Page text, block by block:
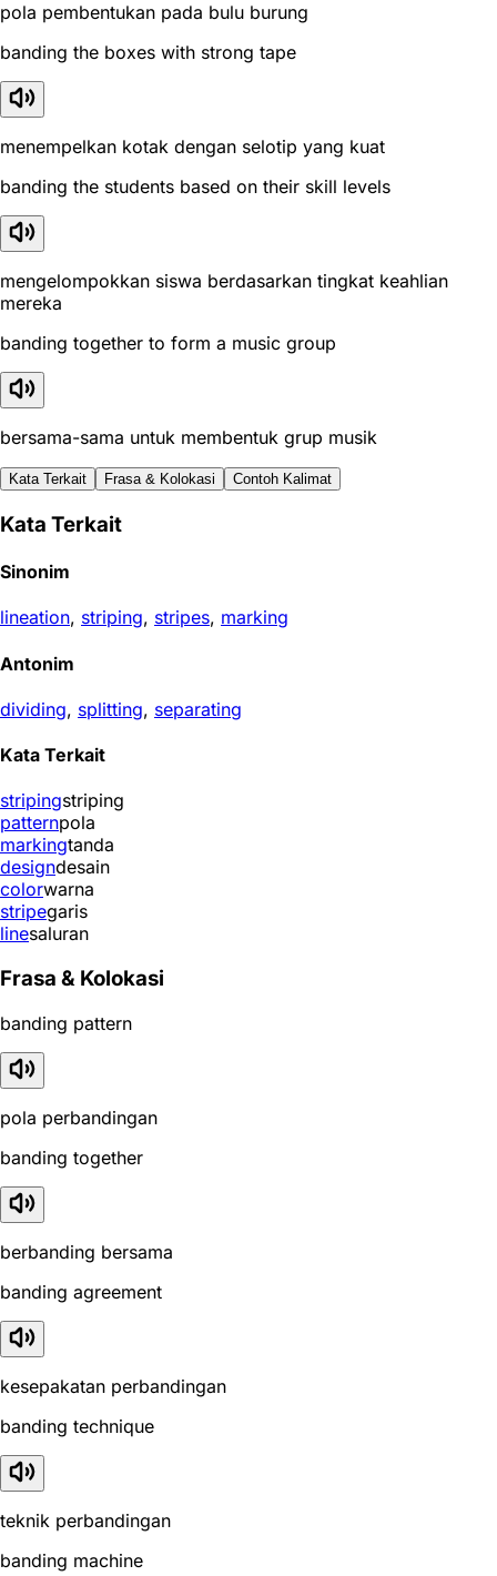
pola pembentukan pada bulu burung
banding the boxes with strong tape
menempelkan kotak dengan selotip yang kuat
banding the students based on their skill levels
mengelompokkan siswa berdasarkan tingkat keahlian
mereka
banding together to form a music group
bersama-sama untuk membentuk grup musik
Kata Terkait Frasa & Kolokasi Contoh Kalimat
Kata Terkait
Sinonim
lineation, striping, stripes, marking
Antonim
dividing, splitting, separating
Kata Terkait
stripingstriping
patternpola
markingtanda
designdesain
colorwarna
stripegaris
linesaluran
Frasa & Kolokasi
banding pattern
pola perbandingan
banding together
berbanding bersama
banding agreement
kesepakatan perbandingan
banding technique
teknik perbandingan
banding machine